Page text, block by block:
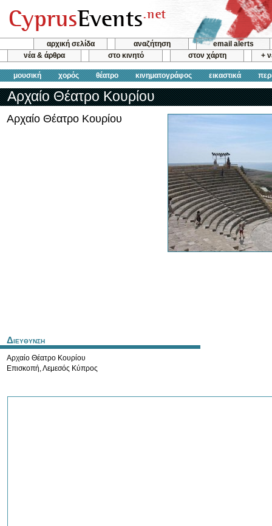
αρχική σελίδα αναζήτηση
email alerts
νέα & άρθρα
στο κινητό στον χάρτη +
μουσική χορός θέατρο κινηματογράφος εικαστικά
Αρχαίο Θέατρο Κουρίου
Αρχαίο Θέατρο Κουρίου
Διευθυνση
Αρχαίο Θέατρο Κουρίου
Επισκοπή,Λεμεσός Κύπρος